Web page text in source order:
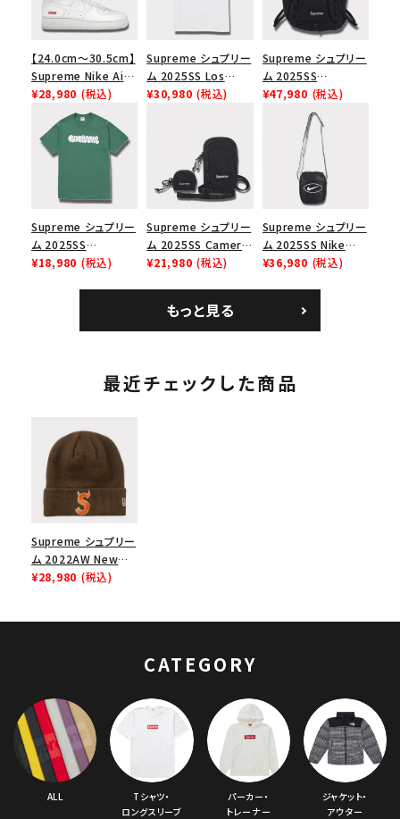
【24.0cm～30.5cm】
Supreme Nike Air
Force 1 Low シュプ
リーム ナイキエアフォ
ース１スニーカー シ
ューズ ホワイト
¥28,980 (税込)
Supreme シュプリー
ム 2025SS Los
Angeles Fire Relief
スロゴTシャツ ホワ
¥30,980 (税込)
Supreme シュプリー
ム 2025SS
Backpack バックパッ
ク ブラック 黒
¥47,980 (税込)
Supreme シュプリー
ム 2025SS
Homerun Tee ホー
¥18,980 (税込)
Supreme シュプリー
ム 2025SS Camera
Bag + Mini Pouch
¥21,980 (税込)
Supreme シュプリー
ム 2025SS Nike
Leather Shoulder
¥36,980 (税込)
もっと見る
最近チェックした商品
Supreme シュプリー
ム 2022AW New
Era S Logo Beanie
¥28,980 (税込)
CATEGORY
ALL
Tシャツ・
ロングスリーブ
パーカー・
トレーナー
ジャケット・
アウター